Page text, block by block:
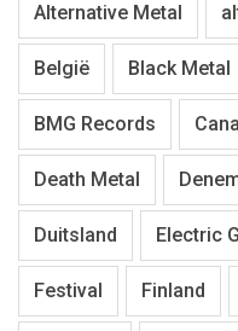
Alternative Metal
België Black Metal
BMG Records
Death Metal
Duitsland Electric
Festival Finland